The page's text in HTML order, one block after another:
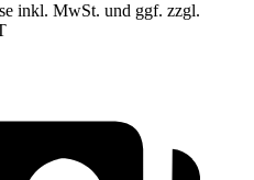
inkl. MwSt. und ggf. zzgl.